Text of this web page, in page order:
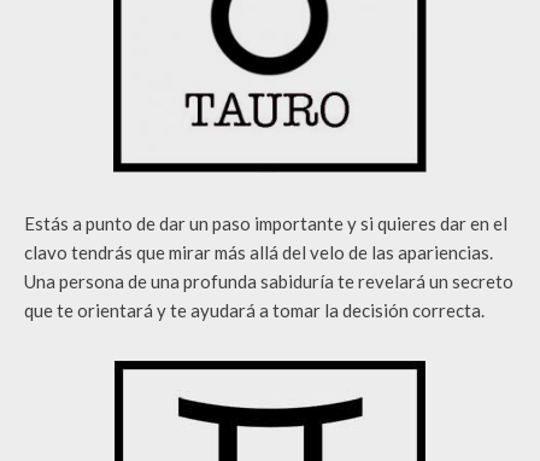
Estás a punto de dar un paso importante y si quieres dar en el
clavo tendrás que mirar más allá del velo de las apariencias.
Una persona de una profunda sabiduría te revelará un secreto
que te orientará y te ayudará a tomar la decisión correcta.